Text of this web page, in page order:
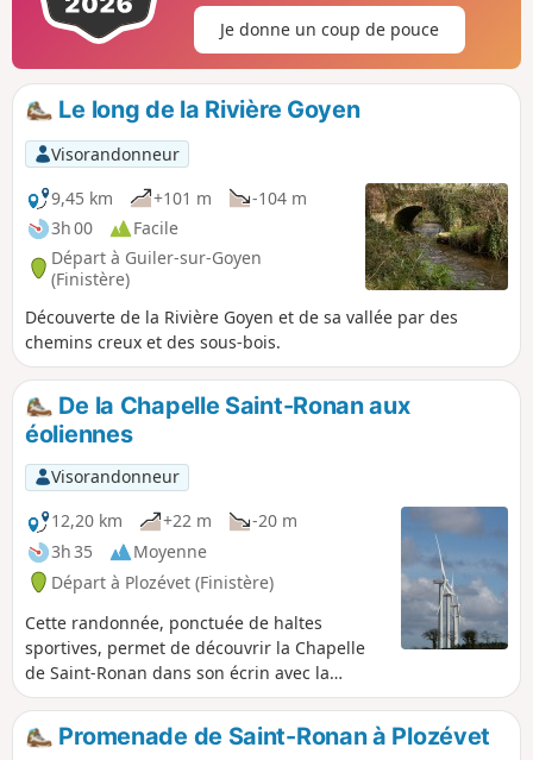
Je donne un coup de pouce
Le long de la Rivière Goyen
Visorandonneur
9,45 km
+101 m
-104 m
3h 00
Facile
Départ à Guiler-sur-Goyen
(Finistère)
Découverte de la Rivière Goyen et de sa vallée par des
chemins creux et des sous-bois.
De la Chapelle Saint-Ronan aux
éoliennes
Visorandonneur
12,20 km
+22 m
-20 m
3h 35
Moyenne
Départ à Plozévet (Finistère)
Cette randonnée, ponctuée de haltes
sportives, permet de découvrir la Chapelle
de Saint-Ronan dans son écrin avec la
fontaine et le sarcophage en granit, et de
flâner autour des éoliennes et dans les sous-
bois.Promenade de Saint-Ronan à Plozévet